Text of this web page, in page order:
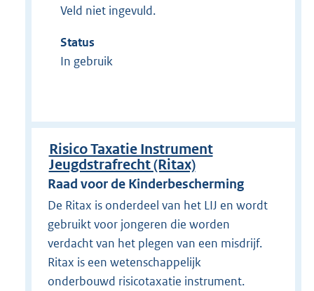
Veld niet ingevuld.
Status
In gebruik
Risico Taxatie Instrument
Jeugdstrafrecht (Ritax)
Raad voor de Kinderbescherming
De Ritax is onderdeel van het LIJ en wordt
gebruikt voor jongeren die worden
verdacht van het plegen van een misdrijf.
Ritax is een wetenschappelijk
onderbouwd risicotaxatie instrument.